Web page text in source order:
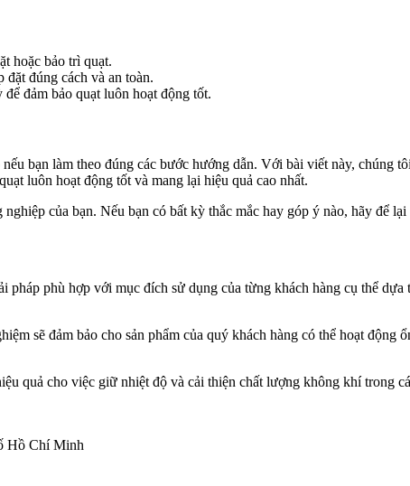
hoặc bảo trì quạt.
đặt đúng cách và an toàn.
đảm bảo quạt luôn hoạt động tốt.
bạn làm theo đúng các bước hướng dẫn. Với bài viết này, chúng
luôn hoạt động tốt và mang lại hiệu quả cao nhất.
của bạn. Nếu bạn có bất kỳ thắc mắc hay góp ý nào, hãy để
pháp phù hợp với mục đích sử dụng của từng khách hàng cụ thể
sẽ đảm bảo cho sản phẩm của quý khách hàng có thể hoạt
quả cho việc giữ nhiệt độ và cải thiện chất lượng không khí trong
Hồ Chí Minh